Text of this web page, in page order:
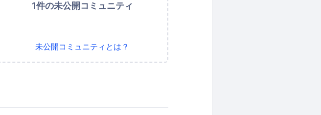
1件の未公開コミュニティ
未公開コミュニティとは？